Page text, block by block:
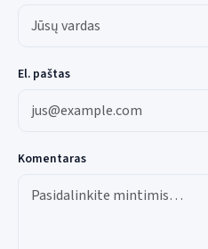
El. paštas
Komentaras